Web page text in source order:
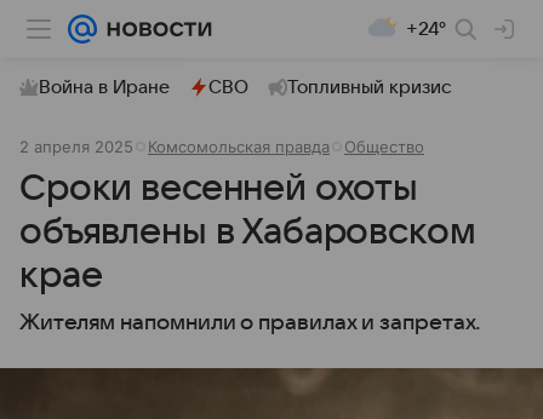
+24°
Война в Иране СВО Топливный кризис
2 апреля 2025 Комсомольская правда Общество
Сроки весенней охоты
объявлены в Хабаровском
крае
Жителям напомнили о правилах и запретах.